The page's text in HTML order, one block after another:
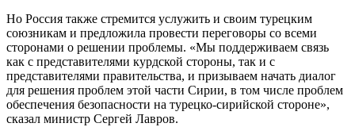
Но Россия также стремится услужить и своим турецким
союзникам и предложила провести переговоры со всеми
сторонами о решении проблемы. «Мы поддерживаем связь
как с представителями курдской стороны, так и с
представителями правительства, и призываем начать диалог
для решения проблем этой части Сирии, в том числе проблем
обеспечения безопасности на турецко-сирийской стороне»,
сказал министр Сергей Лавров.